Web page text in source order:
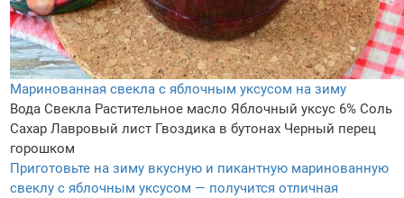
Маринованная свекла с яблочным уксусом на зиму
Вода Свекла Растительное масло Яблочный уксус 6% Соль
Сахар Лавровый лист Гвоздика в бутонах Черный перец
горошком
Приготовьте на зиму вкусную и пикантную маринованную
свеклу с яблочным уксусом — получится отличная